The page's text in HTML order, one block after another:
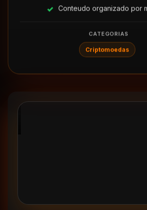
Conteudo organizado por
CATEGORIAS
Criptomoedas